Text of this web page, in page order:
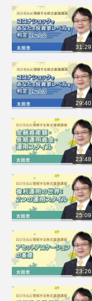
31:29
29:40
23:48
25:09
23:26